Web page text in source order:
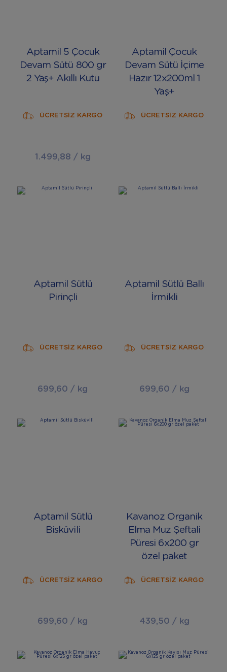
Aptamil 5 Çocuk
Devam Sütü 800 gr
2 Yaş+ Akıllı Kutu
ÜCRETSİZ KARGO
1.499,88 / kg
Aptamil Çocuk
Devam Sütü İçime
Hazır 12x200ml 1
Yaş+
ÜCRETSİZ KARGO
Aptamil Sütlü
Pirinçli
ÜCRETSİZ KARGO
699,60 / kg
Aptamil Sütlü Ballı
İrmikli
ÜCRETSİZ KARGO
699,60 / kg
Aptamil Sütlü
Bisküvili
ÜCRETSİZ KARGO
699,60 / kg
Kavanoz Organik
Elma Muz Şeftali
Püresi 6x200 gr
özel paket
ÜCRETSİZ KARGO
439,50 / kg